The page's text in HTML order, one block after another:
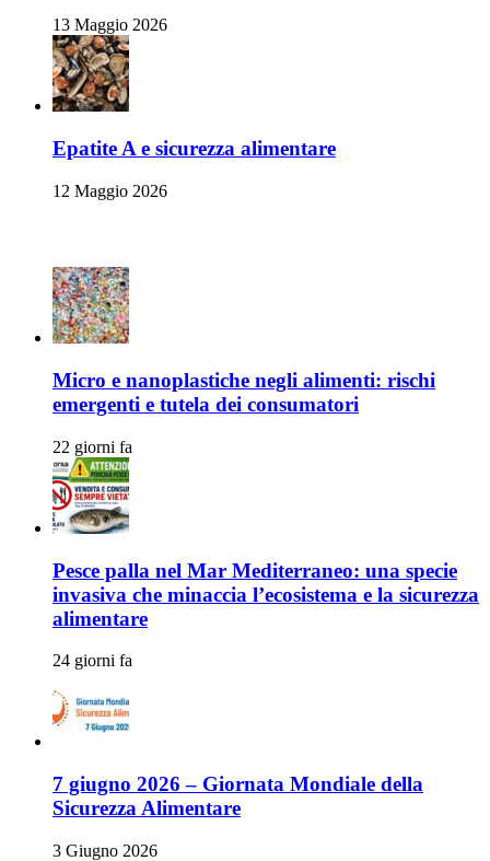
13 Maggio 2026
Epatite A e sicurezza alimentare
12 Maggio 2026
Micro e nanoplastiche negli alimenti: rischi
emergenti e tutela dei consumatori
22 giorni fa
Pesce palla nel Mar Mediterraneo: una specie
invasiva che minaccia l’ecosistema e la sicurezza
alimentare
24 giorni fa
7 giugno 2026 – Giornata Mondiale della
Sicurezza Alimentare
3 Giugno 2026